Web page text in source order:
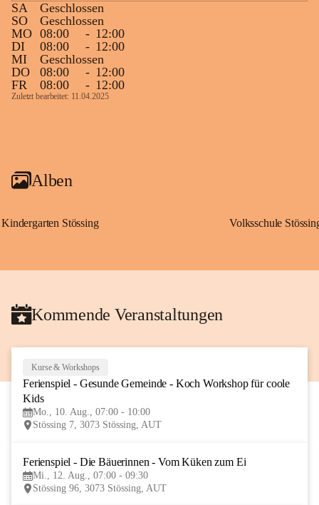
SA
Geschlossen
SO
Geschlossen
MO 08:00 - 12:00
DI
08:00 - 12:00
MI
Geschlossen
DO
08:00 - 12:00
FR
08:00 - 12:00
Zuletzt bearbeitet: 11.04.2025
Alben
Kindergarten Stössing Volksschule
Kommende Veranstaltungen
AUG
Kurse & Workshops
Ferienspiel - Gesunde Gemeinde - Koch Workshop für coole
Kids
Mo., 10. Aug., 07:00 - 10:00
Stössing 7, 3073 Stössing, AUT
Ferienspiel - Die Bäuerinnen - Vom Küken zum Ei
Mi., 12. Aug., 07:00 - 09:30
Stössing 96, 3073 Stössing, AUT